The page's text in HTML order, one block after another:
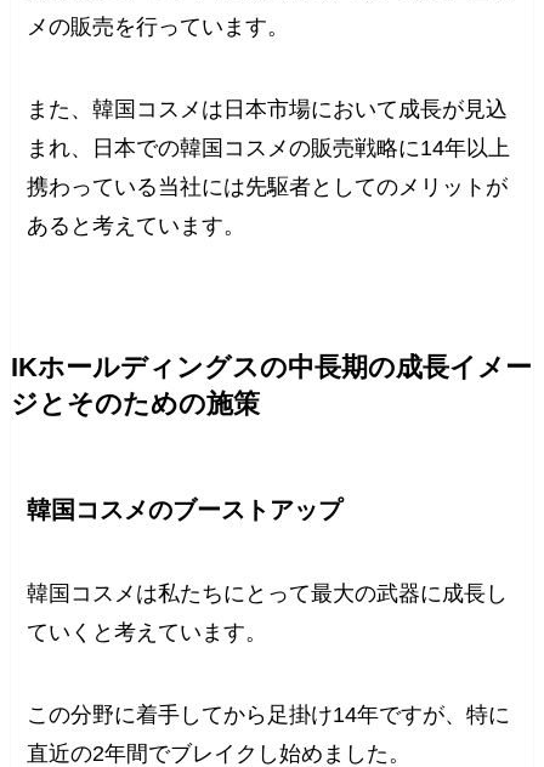
メの販売を行っています。
また、韓国コスメは日本市場において成長が見込
まれ、日本での韓国コスメの販売戦略に14年以上
携わっている当社には先駆者としてのメリットが
あると考えています。
IKホールディングスの中長期の成長イメー
ジとそのための施策
韓国コスメのブーストアップ
韓国コスメは私たちにとって最大の武器に成長し
ていくと考えています。
この分野に着手してから足掛け14年ですが、特に
直近の2年間でブレイクし始めました。